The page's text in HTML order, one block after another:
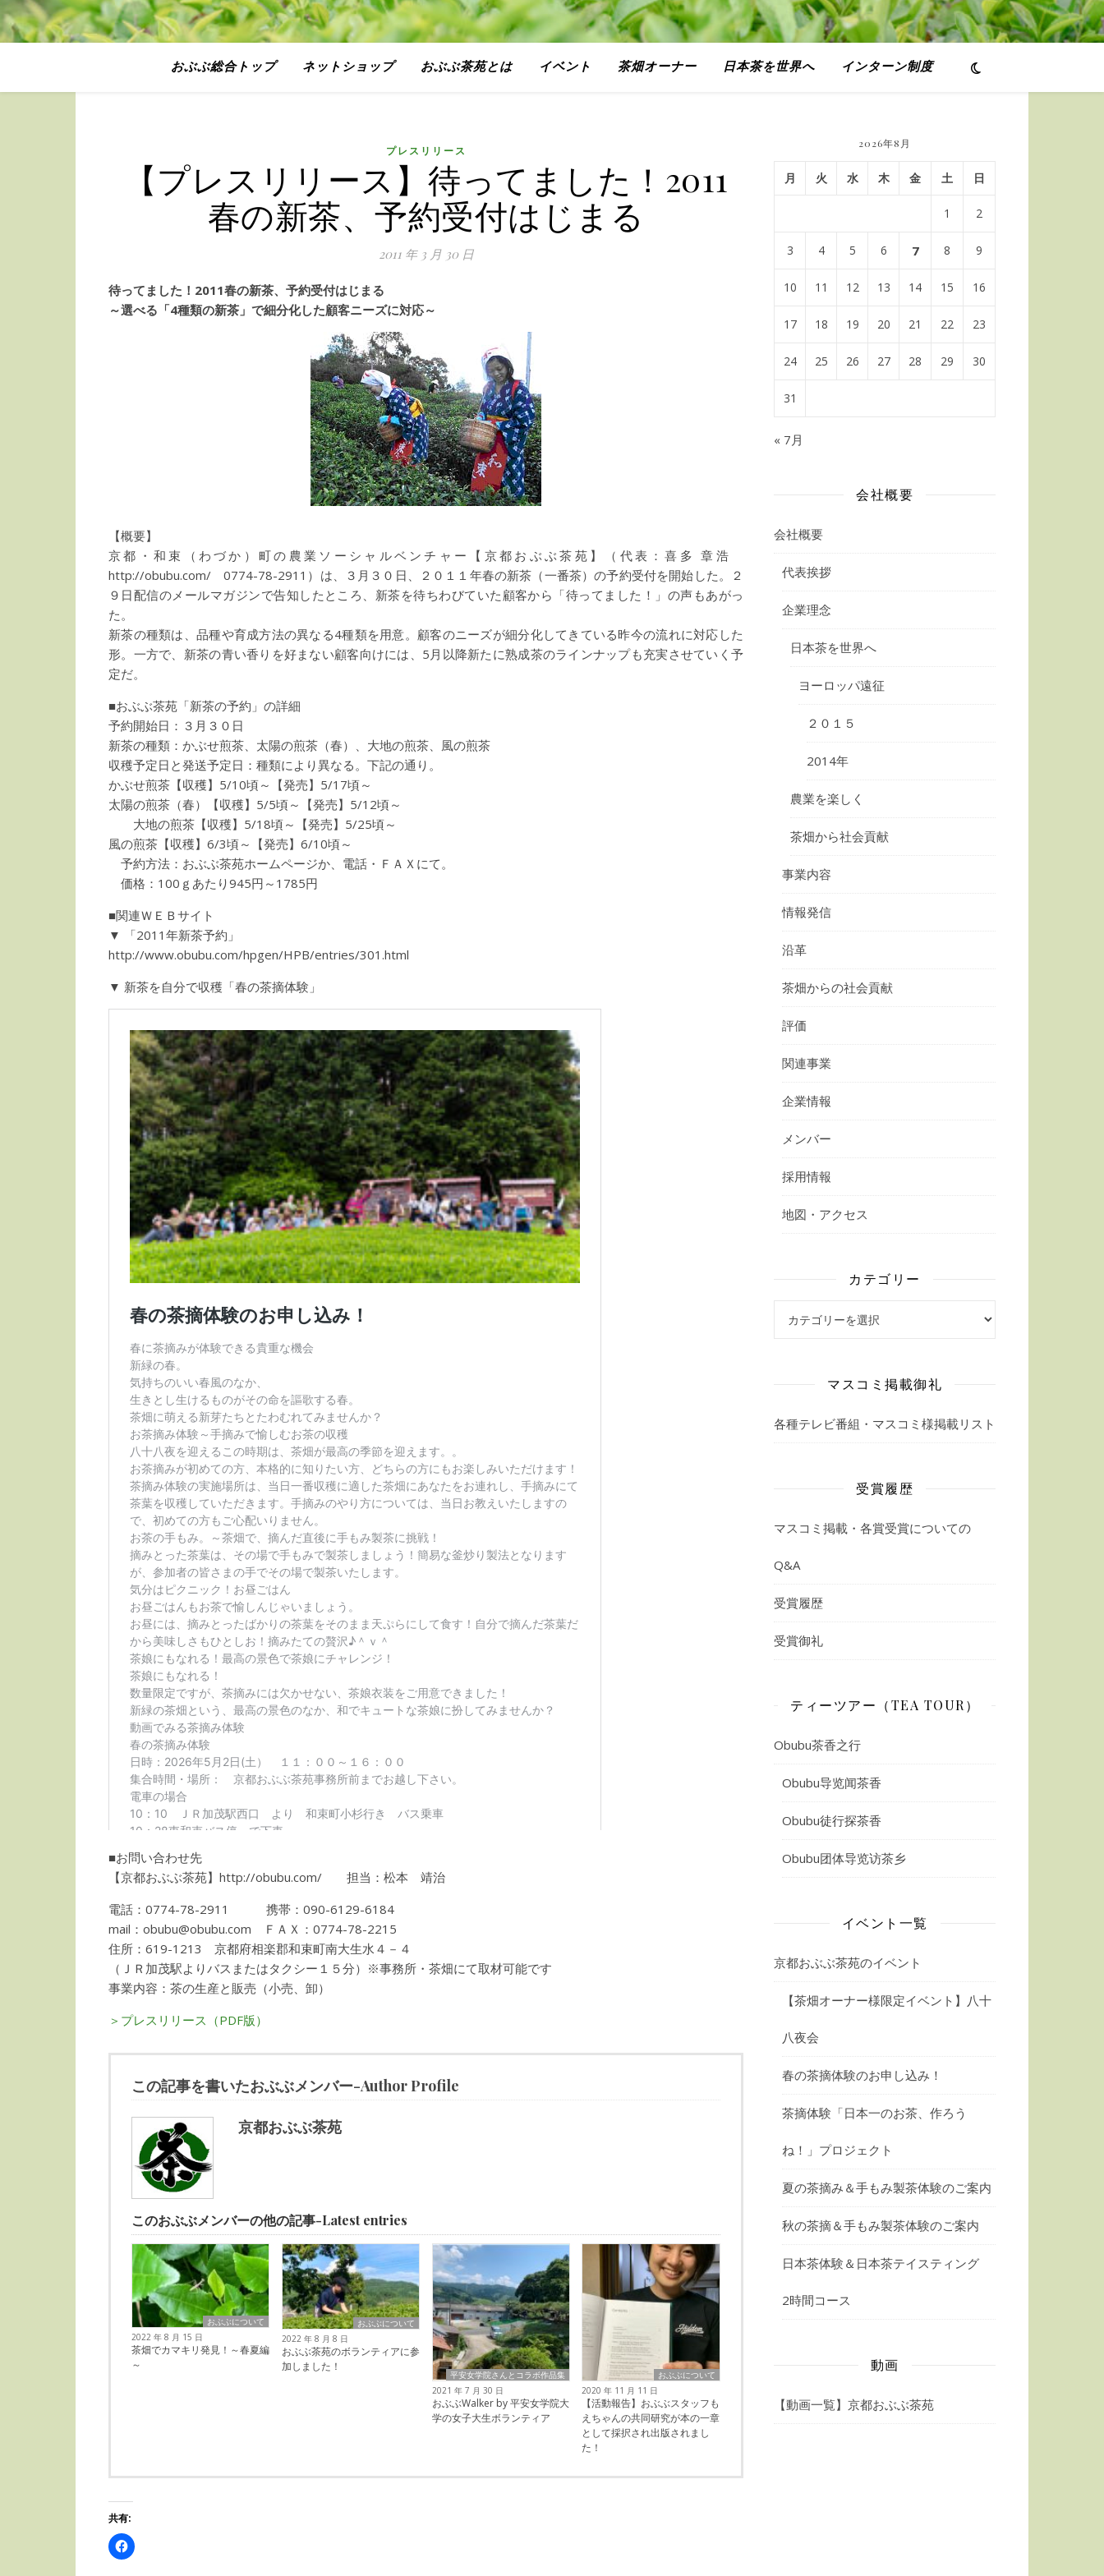
おぶぶ総合トップ ネットショップ おぶぶ茶苑とは イベント 茶畑オーナー 日本茶を世界へ インターン制度
プレスリリース
【プレスリリース】待ってました！2011
春の新茶、予約受付はじまる
2011 年 3 月 30 日
待ってました！2011春の新茶、予約受付はじまる
～選べる「4種類の新茶」で細分化した顧客ニーズに対応～
【概要】
京都・和束（わづか）町の農業ソーシャルベンチャー【京都おぶぶ茶苑】（代表：喜多 章浩
http://obubu.com/ 0774-78-2911）は、３月３０日、２０１１年春の新茶（一番茶）の予約受付を開始した。２
９日配信のメールマガジンで告知したところ、新茶を待ちわびていた顧客から「待ってました！」の声もあがっ
た。
新茶の種類は、品種や育成方法の異なる4種類を用意。顧客のニーズが細分化してきている昨今の流れに対応した
形。一方で、新茶の青い香りを好まない顧客向けには、5月以降新たに熟成茶のラインナップも充実させていく予
定だ。
■おぶぶ茶苑「新茶の予約」の詳細
予約開始日：３月３０日
新茶の種類：かぶせ煎茶、太陽の煎茶（春）、大地の煎茶、風の煎茶
収穫予定日と発送予定日：種類により異なる。下記の通り。
かぶせ煎茶【収穫】5/10頃～【発売】5/17頃～
太陽の煎茶（春）【収穫】5/5頃～【発売】5/12頃～
大地の煎茶【収穫】5/18頃～【発売】5/25頃～
風の煎茶【収穫】6/3頃～【発売】6/10頃～
予約方法：おぶぶ茶苑ホームページか、電話・ＦＡＸにて。
価格：100ｇあたり945円～1785円
■関連ＷＥＢサイト
▼ 「2011年新茶予約」
http://www.obubu.com/hpgen/HPB/entries/301.html
▼ 新茶を自分で収穫「春の茶摘体験」
■お問い合わせ先
【京都おぶぶ茶苑】http://obubu.com/ 担当：松本 靖治
電話：0774-78-2911 携帯：090-6129-6184
mail：obubu@obubu.com ＦＡＸ：0774-78-2215
住所：619-1213 京都府相楽郡和束町南大生水４－４
（ＪＲ加茂駅よりバスまたはタクシー１５分）※事務所・茶畑にて取材可能です
事業内容：茶の生産と販売（小売、卸）
＞プレスリリース（PDF版）
この記事を書いたおぶぶメンバー-Author Profile
京都おぶぶ茶苑
このおぶぶメンバーの他の記事-Latest entries
おぶぶについて
2022 年 8 月 15 日
茶畑でカマキリ発見！～春夏編
～
おぶぶについて
2022 年 8 月 8 日
おぶぶ茶苑のボランティアに参
加しました！
平安女学院さんとコラボ作品集
2021 年 7 月 30 日
おぶぶWalker by 平安女学院大
学の女子大生ボランティア
おぶぶについて
2020 年 11 月 11 日
【活動報告】おぶぶスタッフも
えちゃんの共同研究が本の一章
として採択され出版されまし
た！
共有:
Facebook
で
2026年8月
月 火 水 木 金 土 日
1 2
3 4 5 6 7 8 9
10 11 12 13 14 15 16
17 18 19 20 21 22 23
24 25 26 27 28 29 30
31
« 7月
会社概要
会社概要
代表挨拶
企業理念
日本茶を世界へ
ヨーロッパ遠征
２０１５
2014年
農業を楽しく
茶畑から社会貢献
事業内容
情報発信
沿革
茶畑からの社会貢献
評価
関連事業
企業情報
メンバー
採用情報
地図・アクセス
カテゴリー
マスコミ掲載御礼
各種テレビ番組・マスコミ様掲載リスト
受賞履歴
マスコミ掲載・各賞受賞についての
Q&A
受賞履歴
受賞御礼
ティーツアー（TEA TOUR）
Obubu茶香之行
Obubu导览闻茶香
Obubu徒行探茶香
Obubu团体导览访茶乡
イベント一覧
京都おぶぶ茶苑のイベント
【茶畑オーナー様限定イベント】八十
八夜会
春の茶摘体験のお申し込み！
茶摘体験「日本一のお茶、作ろう
ね！」プロジェクト
夏の茶摘み＆手もみ製茶体験のご案内
秋の茶摘＆手もみ製茶体験のご案内
日本茶体験＆日本茶テイスティング
2時間コース
動画
【動画一覧】京都おぶぶ茶苑